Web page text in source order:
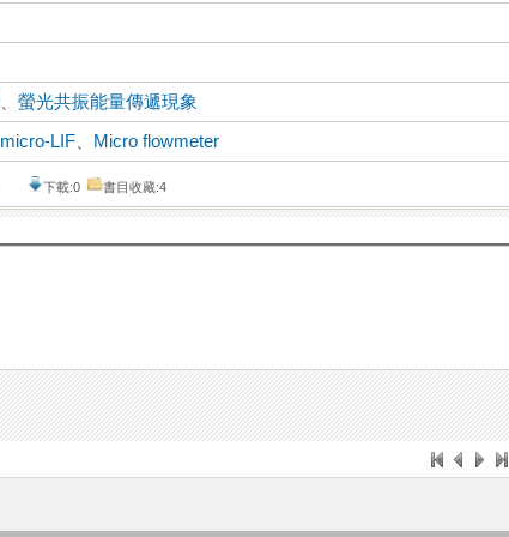
、螢光共振能量傳遞現象
micro-LIF
Micro flowmeter
下載:0 書目收藏:4